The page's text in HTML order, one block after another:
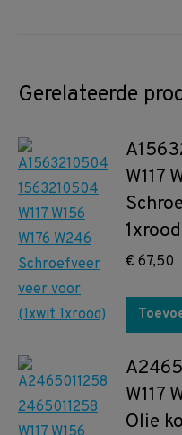
Gerelateerde
W117
€ 67,50
W117
Olie